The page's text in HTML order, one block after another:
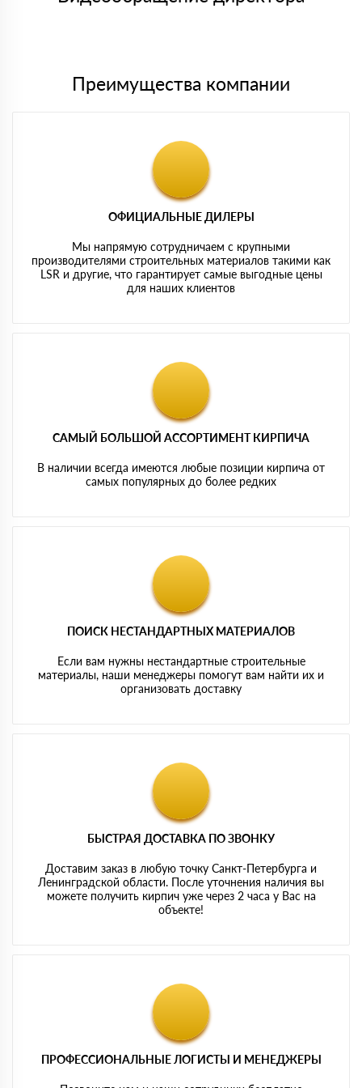
Преимущества компании
ОФИЦИАЛЬНЫЕ ДИЛЕРЫ
Мы напрямую сотрудничаем с крупными
производителями строительных материалов такими как
LSR и другие, что гарантирует самые выгодные цены
для наших клиентов
САМЫЙ БОЛЬШОЙ АССОРТИМЕНТ КИРПИЧА
В наличии всегда имеются любые позиции кирпича от
самых популярных до более редких
ПОИСК НЕСТАНДАРТНЫХ МАТЕРИАЛОВ
Если вам нужны нестандартные строительные
материалы, наши менеджеры помогут вам найти их и
организовать доставку
БЫСТРАЯ ДОСТАВКА ПО ЗВОНКУ
Доставим заказ в любую точку Санкт-Петербурга и
Ленинградской области. После уточнения наличия вы
можете получить кирпич уже через 2 часа у Вас на
объекте!
ПРОФЕССИОНАЛЬНЫЕ ЛОГИСТЫ И МЕНЕДЖЕРЫ